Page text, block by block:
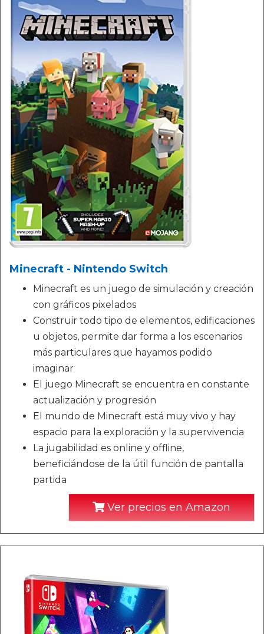
Minecraft - Nintendo Switch
Minecraft es un juego de simulación y creación
con gráficos pixelados
Construir todo tipo de elementos, edificaciones
u objetos, permite dar forma a los escenarios
más particulares que hayamos podido
imaginar
El juego Minecraft se encuentra en constante
actualización y progresión
El mundo de Minecraft está muy vivo y hay
espacio para la exploración y la supervivencia
La jugabilidad es online y offline,
beneficiándose de la útil función de pantalla
partida
Ver precios en Amazon